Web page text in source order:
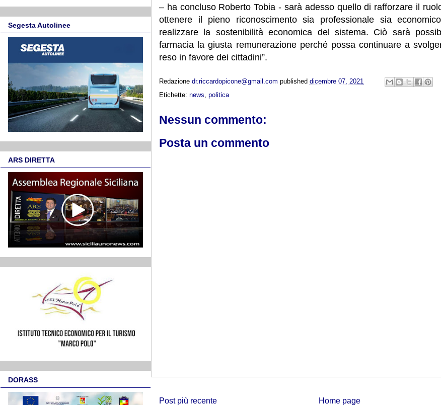
– ha concluso Roberto Tobia - sarà adesso quello di rafforzare il
ottenere il pieno riconoscimento sia professionale sia
realizzare la sostenibilità economica del sistema. Ciò sarà
farmacia la giusta remunerazione perché possa continuare a
reso in favore dei cittadini”.
Redazione dr.riccardopicone@gmail.com published dicembre 07, 2021
Etichette: news politica
Nessun commento:
Posta un commento
Post più recente Home page
Segesta Autolinee
ARS DIRETTA
DORASS